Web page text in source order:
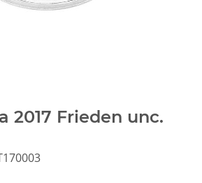
2017 Frieden unc.